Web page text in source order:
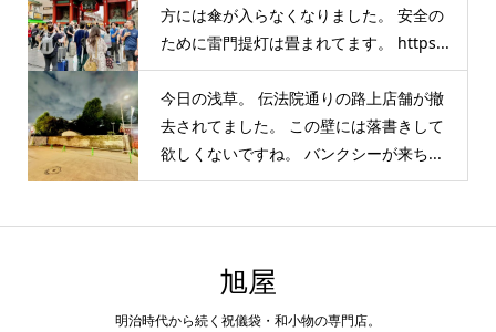
方には傘が入らなくなりました。 安全の
ために雷門提灯は畳まれてます。 https...
今日の浅草。 伝法院通りの路上店舗が撤
去されてました。 この壁には落書きして
欲しくないですね。 バンクシーが来ち...
旭屋
明治時代から続く祝儀袋・和小物の専門店。